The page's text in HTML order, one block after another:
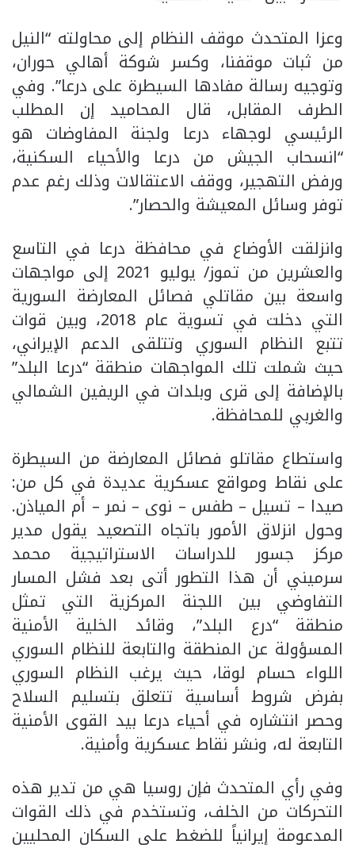
وعزا المتحدث موقف النظام إلى محاولته “النيل
من ثبات موقفنا، وكسر شوكة أهالي حوران،
وتوجيه رسالة مفادها السيطرة على درعا”. وفي
الطرف المقابل، قال المحاميد إن المطلب
الرئيسي لوجهاء درعا ولجنة المفاوضات هو
“انسحاب الجيش من درعا والأحياء السكنية،
ورفض التهجير، ووقف الاعتقالات وذلك رغم عدم
توفر وسائل المعيشة والحصار”.
وانزلقت الأوضاع في محافظة درعا في التاسع
والعشرين من تموز/ يوليو 2021 إلى مواجهات
واسعة بين مقاتلي فصائل المعارضة السورية
التي دخلت في تسوية عام 2018، وبين قوات
تتبع النظام السوري وتتلقى الدعم الإيراني،
حيث شملت تلك المواجهات منطقة “درعا البلد”
بالإضافة إلى قرى وبلدات في الريفين الشمالي
والغربي للمحافظة.
واستطاع مقاتلو فصائل المعارضة من السيطرة
على نقاط ومواقع عسكرية عديدة في كل من:
صيدا – تسيل – طفس – نوى – نمر – أم المياذن.
وحول انزلاق الأمور باتجاه التصعيد يقول مدير
مركز جسور للدراسات الاستراتيجية محمد
سرميني أن هذا التطور أتى بعد فشل المسار
التفاوضي بين اللجنة المركزية التي تمثل
منطقة “درع البلد”، وقائد الخلية الأمنية
المسؤولة عن المنطقة والتابعة للنظام السوري
اللواء حسام لوقا، حيث يرغب النظام السوري
بفرض شروط أساسية تتعلق بتسليم السلاح
وحصر انتشاره في أحياء درعا بيد القوى الأمنية
التابعة له، ونشر نقاط عسكرية وأمنية.
وفي رأي المتحدث فإن روسيا هي من تدير هذه
التحركات من الخلف، وتستخدم في ذلك القوات
المدعومة إيرانياً للضغط على السكان المحليين